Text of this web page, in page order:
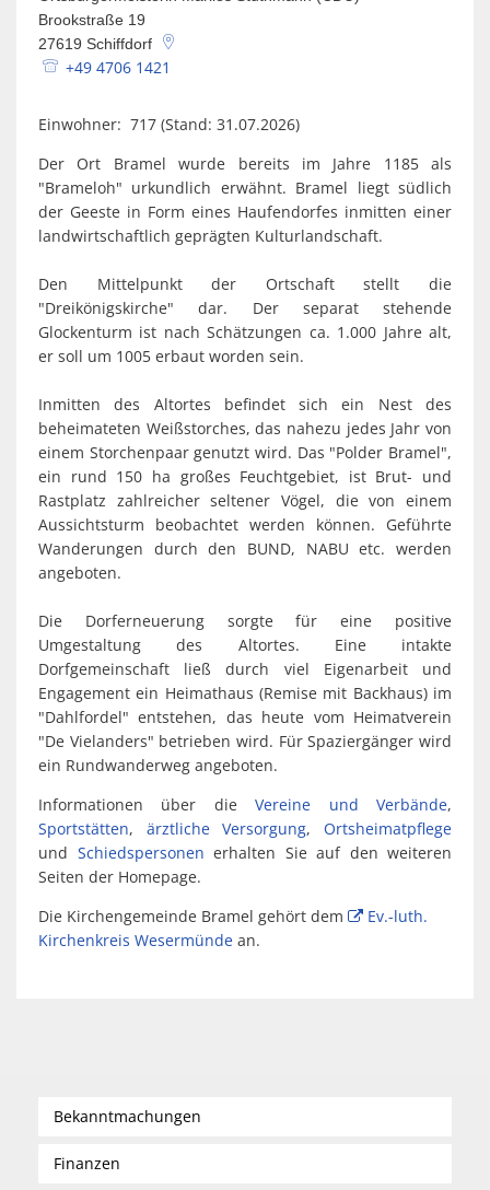
Meldeamt
Schulen
Wildschäden
Wochenmärkte
Wehdel
Brookstraße 19
27619 Schiffdorf
+49 4706 1421
Einwohner: 717 (Stand: 31.07.2026)
Der Ort Bramel wurde bereits im Jahre 1185 als
"Brameloh" urkundlich erwähnt. Bramel liegt südlich
der Geeste in Form eines Haufendorfes inmitten einer
landwirtschaftlich geprägten Kulturlandschaft.
Den Mittelpunkt der Ortschaft stellt die
"Dreikönigskirche" dar. Der separat stehende
Glockenturm ist nach Schätzungen ca. 1.000 Jahre alt,
er soll um 1005 erbaut worden sein.
Inmitten des Altortes befindet sich ein Nest des
beheimateten Weißstorches, das nahezu jedes Jahr von
einem Storchenpaar genutzt wird. Das "Polder Bramel",
ein rund 150 ha großes Feuchtgebiet, ist Brut- und
Rastplatz zahlreicher seltener Vögel, die von einem
Aussichtsturm beobachtet werden können. Geführte
Wanderungen durch den BUND, NABU etc. werden
angeboten.
Die Dorferneuerung sorgte für eine positive
Umgestaltung des Altortes. Eine intakte
Dorfgemeinschaft ließ durch viel Eigenarbeit und
Engagement ein Heimathaus (Remise mit Backhaus) im
"Dahlfordel" entstehen, das heute vom Heimatverein
"De Vielanders" betrieben wird. Für Spaziergänger wird
ein Rundwanderweg angeboten.
Informationen über dieVereine und Verbände,
Sportstätten, ärztliche Versorgung,Ortsheimatpflege
und Schiedspersonen erhalten Sie auf den weiteren
Seiten der Homepage.
Die Kirchengemeinde Bramel gehört dem
Ev.-luth.
Kirchenkreis Wesermünde an.
Bekanntmachungen
Finanzen